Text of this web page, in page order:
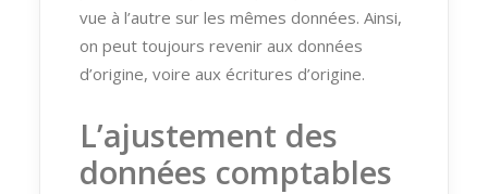
vue à l’autre sur les mêmes données. Ainsi,
on peut toujours revenir aux données
d’origine, voire aux écritures d’origine.
L’ajustement des
données comptables